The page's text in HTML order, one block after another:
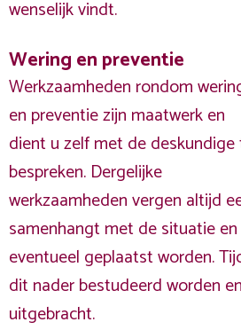
wenselijk vindt.
Wering en preventie
Werkzaamheden rondom
en preventie zijn maatwerk en
dient u zelf met de
bespreken. Dergelijke
werkzaamheden vergen altijd
samenhangt met de situatie
eventueel geplaatst worden.
dit nader bestudeerd worden
uitgebracht.